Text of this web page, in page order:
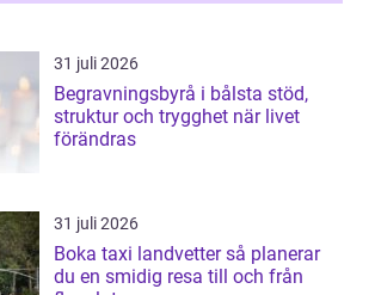
31 juli 2026
Begravningsbyrå i bålsta stöd,
struktur och trygghet när livet
förändras
31 juli 2026
Boka taxi landvetter så planerar
du en smidig resa till och från